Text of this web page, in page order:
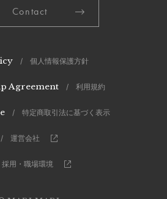
Contact
/ 個人情報保護方針
Agreement / 利用規約
/ 特定商取引法に基づく表示
/ 運営会社
用・職場環境